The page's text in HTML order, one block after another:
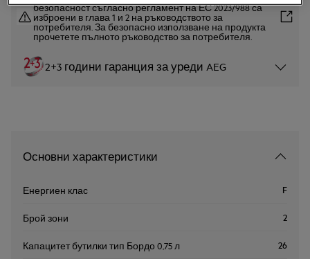
безопасност съгласно регламент на ЕС 2023/988 са
изброени в глава 1 и 2 на ръководството за
потребителя. За безопасно използване на продукта
прочетете пълното ръководство за потребителя.
2+3 години гаранция за уреди AEG
Основни характеристики
Енергиен клас F
Брой зони 2
Капацитет бутилки тип Бордо 0,75 л 26